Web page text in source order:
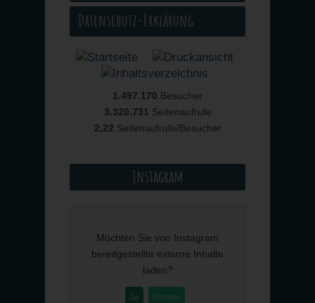
Datenschutz-Erklärung
1.497.170 Besucher
3.320.731 Seitenaufrufe
2,22 Seitenaufrufe/Besucher
Instagram
Möchten Sie von Instagram
bereitgestellte externe Inhalte
laden?
Ja Immer